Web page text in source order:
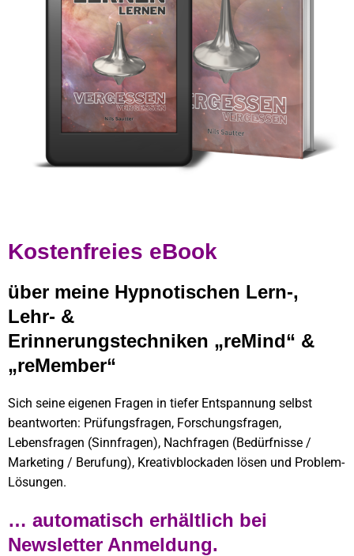
Kostenfreies eBook
über meine Hypnotischen Lern-,
Lehr- &
Erinnerungstechniken „reMind“ &
„reMember“
Sich seine eigenen Fragen in tiefer Entspannung selbst
beantworten: Prüfungsfragen, Forschungsfragen,
Lebensfragen (Sinnfragen), Nachfragen (Bedürfnisse /
Marketing / Berufung), Kreativblockaden lösen und Problem-
Lösungen.
… automatisch erhältlich bei
Newsletter Anmeldung.